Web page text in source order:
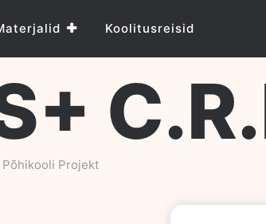
Koolitusreisid
Projekt